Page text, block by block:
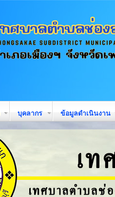
บุคลากร ข้อมูลดำเนินงาน